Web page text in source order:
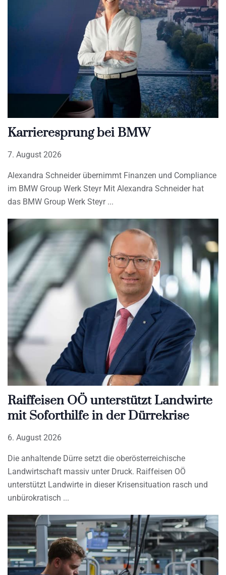
Karrieresprung bei BMW
7. August 2026
Alexandra Schneider übernimmt Finanzen und Compliance
im BMW Group Werk Steyr Mit Alexandra Schneider hat
das BMW Group Werk Steyr
Raiffeisen OÖ unterstützt Landwirte
mit Soforthilfe in der Dürrekrise
6. August 2026
Die anhaltende Dürre setzt die oberösterreichische
Landwirtschaft massiv unter Druck. Raiffeisen OÖ
unterstützt Landwirte in dieser Krisensituation rasch und
unbürokratisch